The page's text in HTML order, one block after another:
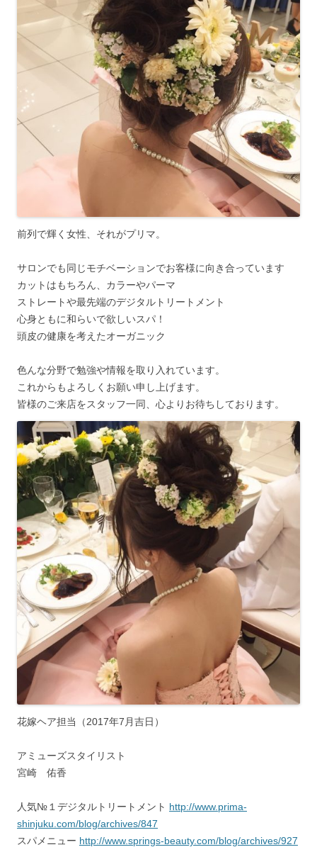
前列で輝く女性、それがプリマ。
サロンでも同じモチベーションでお客様に向き合っています
カットはもちろん、カラーやパーマ
ストレートや最先端のデジタルトリートメント
心身ともに和らいで欲しいスパ！
頭皮の健康を考えたオーガニック
色んな分野で勉強や情報を取り入れています。
これからもよろしくお願い申し上げます。
皆様のご来店をスタッフ一同、心よりお待ちしております。
花嫁ヘア担当（2017年7月吉日）
アミューズスタイリスト
宮崎 佑香
人気№１デジタルトリートメント http://www.prima-
shinjuku.com/blog/archives/847
スパメニュー http://www.springs-beauty.com/blog/archives/927